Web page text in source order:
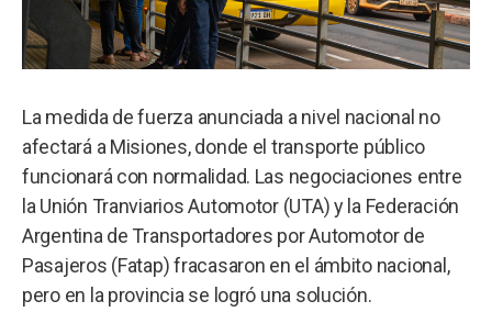
La medida de fuerza anunciada a nivel nacional no
afectará a Misiones, donde el transporte público
funcionará con normalidad. Las negociaciones entre
la Unión Tranviarios Automotor (UTA) y la Federación
Argentina de Transportadores por Automotor de
Pasajeros (Fatap) fracasaron en el ámbito nacional,
pero en la provincia se logró una solución.